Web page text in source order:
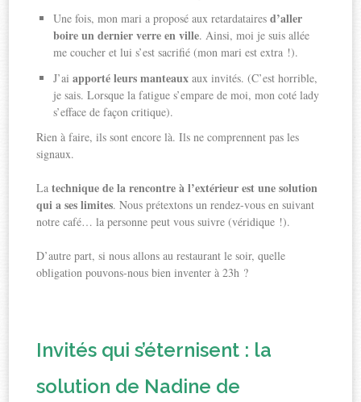
Une fois, mon mari a proposé aux retardatairesd’aller
boire un dernier verre en ville. Ainsi, moi je suis allée
me coucher et lui s’est sacrifié (mon mari est extra !).
J’aiapporté leurs manteaux aux invités. (C’est horrible,
je sais. Lorsque la fatigue s’empare de moi, mon coté lady
s’efface de façon critique).
Rien à faire, ils sont encore là. Ils ne comprennent pas les
signaux.
Latechnique de la rencontre à l’extérieur est une solution
qui a ses limites. Nous prétextons un rendez-vous en suivant
notre café… la personne peut vous suivre (véridique !).
D’autre part, si nous allons au restaurant le soir, quelle
obligation pouvons-nous bien inventer à 23h ?
Invités qui s’éternisent : la
solution de Nadine de